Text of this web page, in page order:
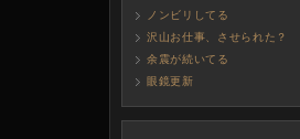
ノンビリしてる
沢山お仕事、させられた？
余震が続いてる
眼鏡更新